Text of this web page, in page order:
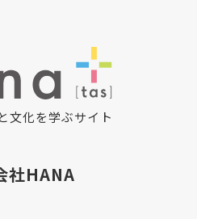
文化を学ぶサイト
社HANA